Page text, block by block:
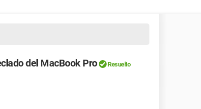
del MacBook Pro Resuelto